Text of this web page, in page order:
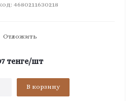
4680211630218
Отложить
тенге/шт
В корзину